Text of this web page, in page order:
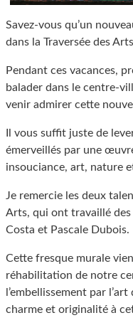
Savez-vous qu’un
dans la Traversée des
Pendant ces vacances,
balader dans le centre-
venir admirer cette
Il vous suffit juste de
émerveillés par une
insouciance, art, nature
Je remercie les deux
Arts, qui ont travaillé des
Costa et Pascale Dubois.
Cette fresque murale
réhabilitation de notre
l’embellissement par
charme et originalité à